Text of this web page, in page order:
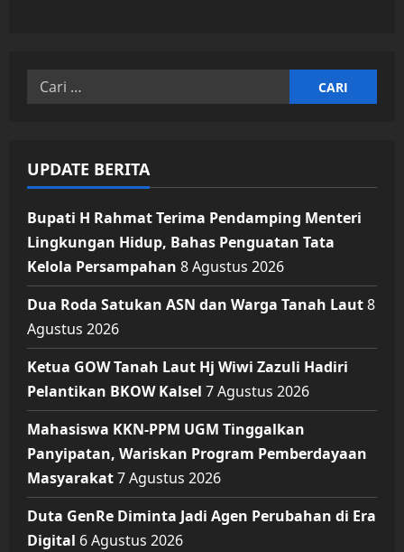
Cari
UPDATE BERITA
Bupati H Rahmat Terima Pendamping Menteri
Lingkungan Hidup, Bahas Penguatan Tata
Kelola Persampahan 8 Agustus 2026
Dua Roda Satukan ASN dan Warga Tanah Laut8
Agustus 2026
Ketua GOW Tanah Laut Hj Wiwi Zazuli Hadiri
Pelantikan BKOW Kalsel 7 Agustus 2026
Mahasiswa KKN-PPM UGM Tinggalkan
Panyipatan, Wariskan Program Pemberdayaan
Masyarakat7 Agustus 2026
Duta GenRe Diminta Jadi Agen Perubahan di Era
Digital 6 Agustus 2026